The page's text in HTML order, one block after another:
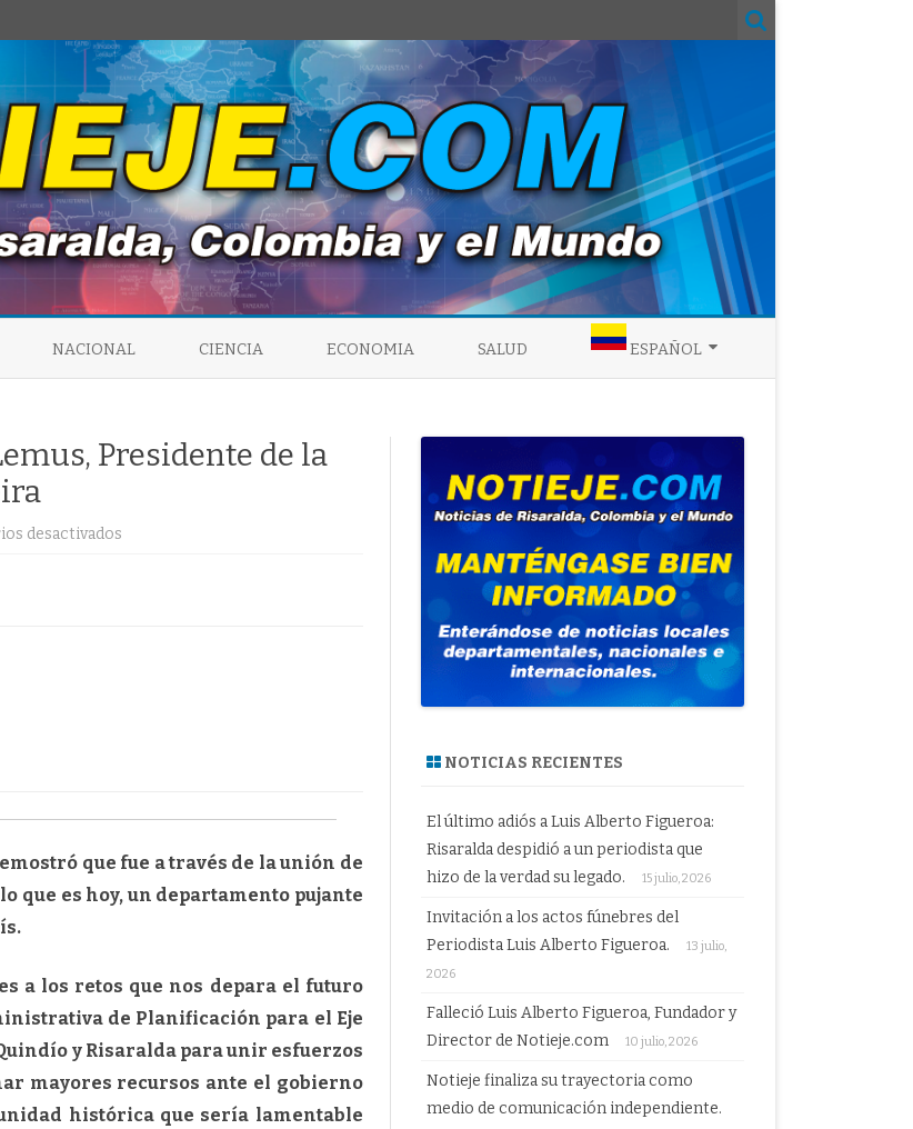
NACIONAL CIENCIA ECONOMIA SALUD ESPAÑOL
ESPAÑOL
Presidente de la
desactivados
que fue a través de la unión de
que es hoy, un departamento pujante
a los retos que nos depara el futuro
de Planificación para el Eje
y Risaralda para unir esfuerzos
mayores recursos ante el gobierno
histórica que sería lamentable
NOTICIAS RECIENTES
El último adiós a Luis Alberto Figueroa:
Risaralda despidió a un periodista que
hizo de la verdad su legado.
15 julio, 2026
Invitación a los actos fúnebres del
Periodista Luis Alberto Figueroa.
13 julio,
2026
Falleció Luis Alberto Figueroa, Fundador y
Director de Notieje.com
10 julio, 2026
Notieje finaliza su trayectoria como
medio de comunicación independiente.